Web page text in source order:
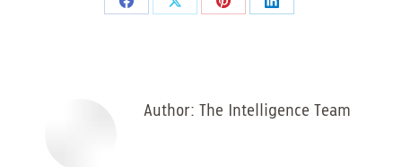
Share
Share
Share
Share
Author: The Intelligence Team